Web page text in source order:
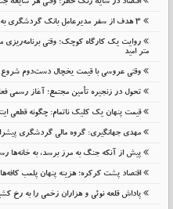
اقتصاد در سایهٔ زنگ خطر: وقتی هر شایعهٔ
۳ هدف از سفر مدیرعامل بانک گردشگری به زنجان
روایت یک کارگاه کوچک؛ وقتی برنامه‌ریزی
متر امید
وقتی عروسی با قیمت یخچال دست‌دوم شروع
تحول در زنجیره تأمین مجتمع؛ آغاز رسمی
قیمت پنهان یک کلیک ناتمام: چگونه قطعی
مهدی جهانگیری: گروه مالی گردشگری
پیش از آنکه جنگ به مرز برسد، به خانه‌ها
اقتصاد پشت کرکره؛ هزینه پنهان پلمب کافه‌ها
پاداش قلعه نوئی و هزاران زخمی را به رخ